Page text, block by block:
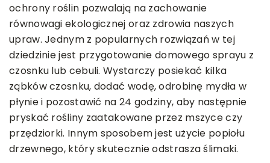
ochrony roślin pozwalają na zachowanie
równowagi ekologicznej oraz zdrowia naszych
upraw. Jednym z popularnych rozwiązań w tej
dziedzinie jest przygotowanie domowego sprayu z
czosnku lub cebuli. Wystarczy posiekać kilka
ząbków czosnku, dodać wodę, odrobinę mydła w
płynie i pozostawić na 24 godziny, aby następnie
pryskać rośliny zaatakowane przez mszyce czy
przędziorki. Innym sposobem jest użycie popiołu
drzewnego, który skutecznie odstrasza ślimaki.